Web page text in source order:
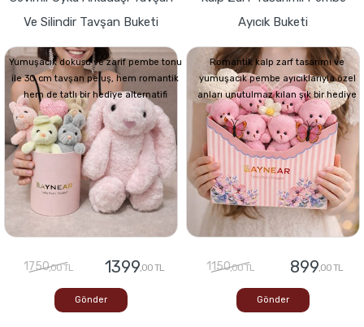
Ve Silindir Tavşan Buketi
Yumuşacık dokusu ve zarif pembe tonu
ile 30 cm tavşan peluş, hem romantik
hem de tatlı bir hediye alternatifi
1750,00 TL 1399,00 TL
Gönder
Ayıcık Buketi
Romantik kalp zarf tasarımı ve
yumuşacık pembe ayıcıklarıyla özel
anları unutulmaz kılan şık bir hediye
1150,00 TL 899,00 TL
Gönder